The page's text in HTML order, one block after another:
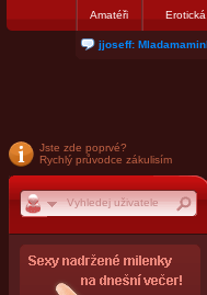
Amatéři
matthew007:
Jste zde poprvé?
Rychlý průvodce zákulisím